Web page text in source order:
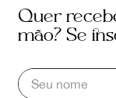
Quer
mão? Se